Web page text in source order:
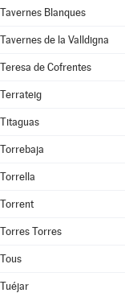
Tavernes Blanques
Tavernes de la Valldigna
Teresa de Cofrentes
Terrateig
Titaguas
Torrebaja
Torrella
Torrent
Torres Torres
Tous
Tuéjar